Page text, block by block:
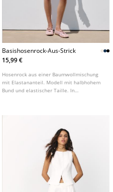
Basishosenrock-Aus-Strick
15,99 €
Hosenrock aus einer Baumwollmischung
mit Elastananteil. Modell mit halbhohem
Bund und elastischer Taille. In